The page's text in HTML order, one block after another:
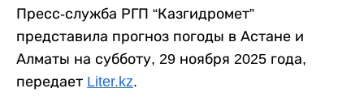
Пресс-служба РГП “Казгидромет”
представила прогноз погоды в Астане и
Алматы на субботу, 29 ноября 2025 года,
передает Liter.kz.